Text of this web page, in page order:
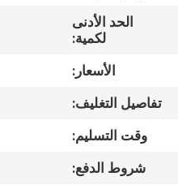
مراقبة
الجودة
اتصل
الحد الأدنى
لكمية:
الأسعار:
تفاصيل التغليف:
وقت التسليم:
شروط الدفع: